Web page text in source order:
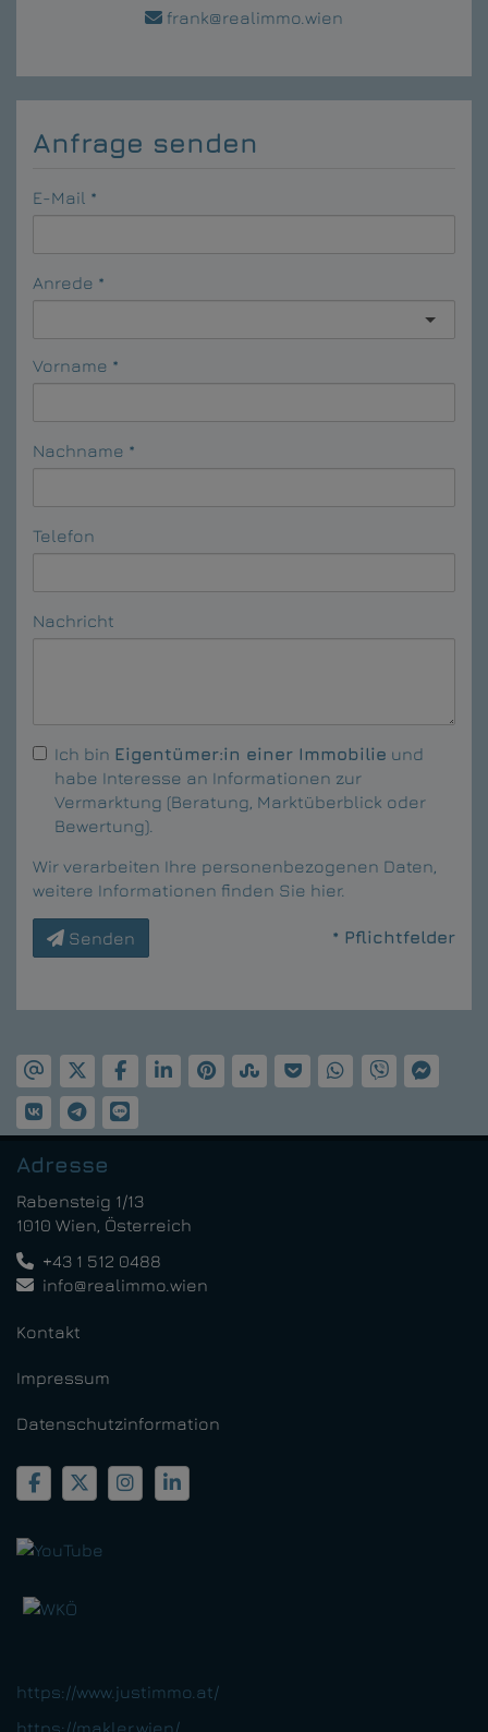
frank@realimmo.wien
Anfrage senden
E-Mail
Anrede
Vorname
Nachname
Telefon
Nachricht
Ich bin Eigentümer:in einer Immobilie und
habe Interesse an Informationen zur
Vermarktung (Beratung, Marktüberblick oder
Bewertung).
Wir verarbeiten Ihre personenbezogenen Daten,
weitere Informationen finden Sie hier.
Senden * Pflichtfelder
Adresse
Rabensteig 1/13
1010 Wien, Österreich
+43 1 512 0488
info@realimmo.wien
Kontakt
Impressum
Datenschutzinformation
https://www.justimmo.at/
https://makler.wien/